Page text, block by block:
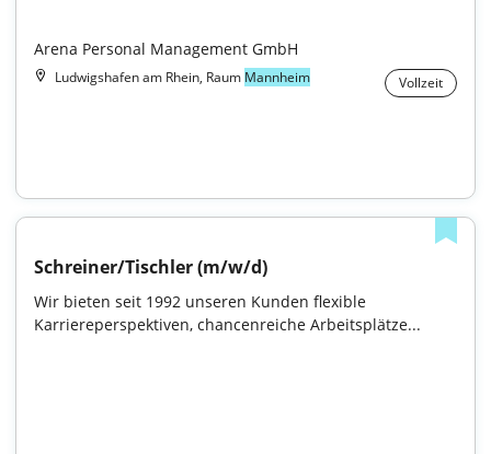
Arena Personal Management GmbH
Ludwigshafen am Rhein, Raum Mannheim Vollzeit
Schreiner/Tischler (m/w/d)
Wir bieten seit 1992 unseren Kunden flexible
Karriereperspektiven, chancenreiche Arbeitsplätze...